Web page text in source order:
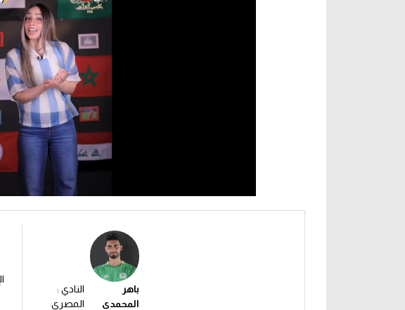
باهر
المحمدي
النادي :
المصري